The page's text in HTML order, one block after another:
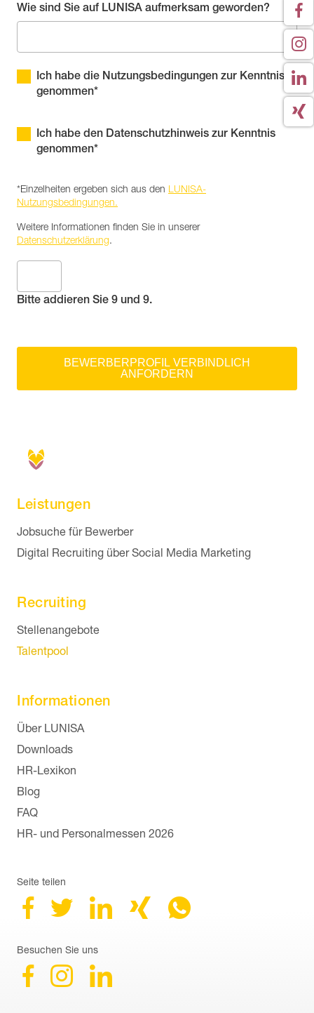
Wie sind Sie auf LUNISA aufmerksam geworden?
Ich habe die Nutzungsbedingungen zur Kenntnis
genommen*
Ich habe den Datenschutzhinweis zur Kenntnis
genommen*
*Einzelheiten ergeben sich aus den LUNISA-
Nutzungsbedingungen.
Weitere Informationen finden Sie in unserer
Datenschutzerklärung.
Bitte addieren Sie 9 und 9.
BEWERBERPROFIL VERBINDLICH
ANFORDERN
Leistungen
Navigation überspringen
Jobsuche für Bewerber
Digital Recruiting über Social Media Marketing
Recruiting
Navigation überspringen
Stellenangebote
Talentpool
Informationen
Navigation überspringen
Über LUNISA
Downloads
HR-Lexikon
Blog
FAQ
HR- und Personalmessen 2026
Seite teilen
Besuchen Sie uns